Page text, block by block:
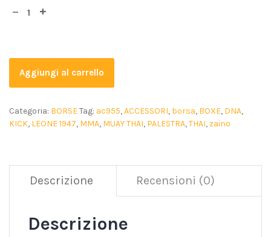
Aggiungi al carrello
Categoria: BORSETag: ac955,ACCESSORI, borsa, BOXE, DNA,
KICK, LEONE 1947, MMA, MUAY THAI, PALESTRA,THAI, zaino
Descrizione Recensioni (0)
Descrizione